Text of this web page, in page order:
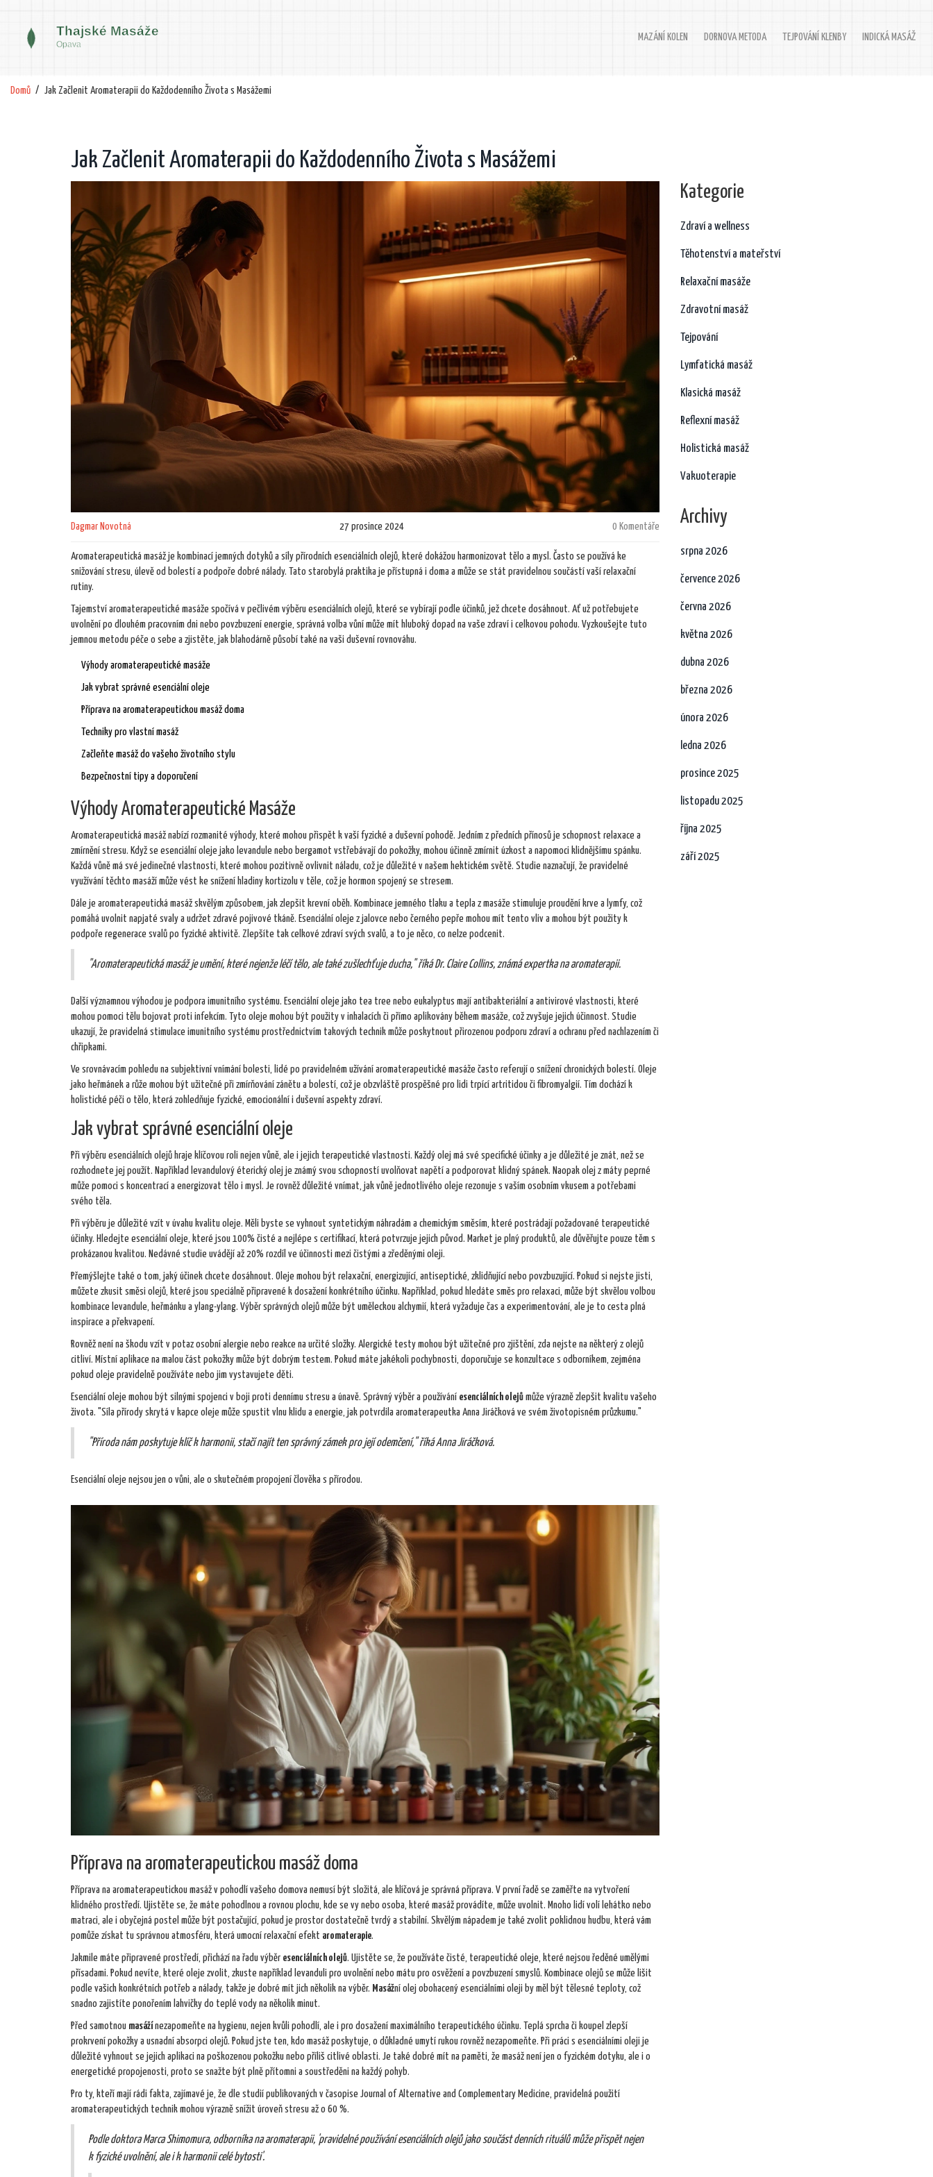
MAZÁNÍ KOLEN DORNOVA METODA TEJPOVÁNÍ KLENBY INDICKÁ MASÁŽ
Domů Jak Začlenit Aromaterapii do Každodenního Života s Masážemi
Jak Začlenit Aromaterapii do Každodenního Života s Masážemi
Dagmar Novotná 27 prosince 2024 0 Komentáře
Aromaterapeutická masáž je kombinací jemných dotyků a síly přírodních esenciálních olejů, které dokážou harmonizovat tělo a mysl. Často se používá ke
snižování stresu, úlevě od bolestí a podpoře dobré nálady. Tato starobylá praktika je přístupná i doma a může se stát pravidelnou součástí vaší relaxační
rutiny.
Tajemství aromaterapeutické masáže spočívá v pečlivém výběru esenciálních olejů, které se vybírají podle účinků, jež chcete dosáhnout. Ať už potřebujete
uvolnění po dlouhém pracovním dni nebo povzbuzení energie, správná volba vůní může mít hluboký dopad na vaše zdraví i celkovou pohodu. Vyzkoušejte tuto
jemnou metodu péče o sebe a zjistěte, jak blahodárně působí také na vaši duševní rovnováhu.
Výhody aromaterapeutické masáže
Jak vybrat správné esenciální oleje
Příprava na aromaterapeutickou masáž doma
Techniky pro vlastní masáž
Začleňte masáž do vašeho životního stylu
Bezpečnostní tipy a doporučení
Výhody Aromaterapeutické Masáže
Aromaterapeutická masáž nabízí rozmanité výhody, které mohou přispět k vaší fyzické a duševní pohodě. Jedním z předních přínosů je schopnost relaxace a
zmírnění stresu. Když se esenciální oleje jako levandule nebo bergamot vstřebávají do pokožky, mohou účinně zmírnit úzkost a napomoci klidnějšímu spánku.
Každá vůně má své jedinečné vlastnosti, které mohou pozitivně ovlivnit náladu, což je důležité v našem hektickém světě. Studie naznačují, že pravidelné
využívání těchto masáží může vést ke snížení hladiny kortizolu v těle, což je hormon spojený se stresem.
Dále je aromaterapeutická masáž skvělým způsobem, jak zlepšit krevní oběh. Kombinace jemného tlaku a tepla z masáže stimuluje proudění krve a lymfy, což
pomáhá uvolnit napjaté svaly a udržet zdravé pojivové tkáně. Esenciální oleje z jalovce nebo černého pepře mohou mít tento vliv a mohou být použity k
podpoře regenerace svalů po fyzické aktivitě. Zlepšíte tak celkové zdraví svých svalů, a to je něco, co nelze podcenit.
"Aromaterapeutická masáž je umění, které nejenže léčí tělo, ale také zušlechťuje ducha," říká Dr. Claire Collins, známá expertka na aromaterapii.
Další významnou výhodou je podpora imunitního systému. Esenciální oleje jako tea tree nebo eukalyptus mají antibakteriální a antivirové vlastnosti, které
mohou pomoci tělu bojovat proti infekcím. Tyto oleje mohou být použity v inhalacích či přímo aplikovány během masáže, což zvyšuje jejich účinnost. Studie
ukazují, že pravidelná stimulace imunitního systému prostřednictvím takových technik může poskytnout přirozenou podporu zdraví a ochranu před nachlazením či
chřipkami.
Ve srovnávacím pohledu na subjektivní vnímání bolesti, lidé po pravidelném užívání aromaterapeutické masáže často referují o snížení chronických bolestí. Oleje
jako heřmánek a růže mohou být užitečné při zmírňování zánětu a bolestí, což je obzvláště prospěšné pro lidi trpící artritidou či fibromyalgií. Tím dochází k
holistické péči o tělo, která zohledňuje fyzické, emocionální i duševní aspekty zdraví.
Jak vybrat správné esenciální oleje
Při výběru esenciálních olejů hraje klíčovou roli nejen vůně, ale i jejich terapeutické vlastnosti. Každý olej má své specifické účinky a je důležité je znát, než se
rozhodnete jej použít. Například levandulový éterický olej je známý svou schopností uvolňovat napětí a podporovat klidný spánek. Naopak olej z máty peprné
může pomoci s koncentrací a energizovat tělo i mysl. Je rovněž důležité vnímat, jak vůně jednotlivého oleje rezonuje s vaším osobním vkusem a potřebami
svého těla.
Při výběru je důležité vzít v úvahu kvalitu oleje. Měli byste se vyhnout syntetickým náhradám a chemickým směsím, které postrádají požadované terapeutické
účinky. Hledejte esenciální oleje, které jsou 100% čisté a nejlépe s certifikací, která potvrzuje jejich původ. Market je plný produktů, ale důvěřujte pouze těm s
prokázanou kvalitou. Nedávné studie uvádějí až 20% rozdíl ve účinnosti mezi čistými a zředěnými oleji.
Přemýšlejte také o tom, jaký účinek chcete dosáhnout. Oleje mohou být relaxační, energizující, antiseptické, zklidňující nebo povzbuzující. Pokud si nejste jisti,
můžete zkusit směsi olejů, které jsou speciálně připravené k dosažení konkrétního účinku. Například, pokud hledáte směs pro relaxaci, může být skvělou volbou
kombinace levandule, heřmánku a ylang-ylang. Výběr správných olejů může být uměleckou alchymií, která vyžaduje čas a experimentování, ale je to cesta plná
inspirace a překvapení.
Rovněž není na škodu vzít v potaz osobní alergie nebo reakce na určité složky. Alergické testy mohou být užitečné pro zjištění, zda nejste na některý z olejů
citliví. Místní aplikace na malou část pokožky může být dobrým testem. Pokud máte jakékoli pochybnosti, doporučuje se konzultace s odborníkem, zejména
pokud oleje pravidelně používáte nebo jim vystavujete děti.
Esenciální oleje mohou být silnými spojenci v boji proti dennímu stresu a únavě. Správný výběr a používání esenciálních olejů může výrazně zlepšit kvalitu vašeho
života. "Síla přírody skrytá v kapce oleje může spustit vlnu klidu a energie, jak potvrdila aromaterapeutka Anna Jiráčková ve svém životopisném průzkumu."
"Příroda nám poskytuje klíč k harmonii, stačí najít ten správný zámek pro její odemčení," říká Anna Jiráčková.
Esenciální oleje nejsou jen o vůni, ale o skutečném propojení člověka s přírodou.
Příprava na aromaterapeutickou masáž doma
Příprava na aromaterapeutickou masáž v pohodlí vašeho domova nemusí být složitá, ale klíčová je správná příprava. V první řadě se zaměřte na vytvoření
klidného prostředí. Ujistěte se, že máte pohodlnou a rovnou plochu, kde se vy nebo osoba, které masáž provádíte, může uvolnit. Mnoho lidí volí lehátko nebo
matraci, ale i obyčejná postel může být postačující, pokud je prostor dostatečně tvrdý a stabilní. Skvělým nápadem je také zvolit poklidnou hudbu, která vám
pomůže získat tu správnou atmosféru, která umocní relaxační efekt aromaterapie.
Jakmile máte připravené prostředí, přichází na řadu výběr esenciálních olejů. Ujistěte se, že používáte čisté, terapeutické oleje, které nejsou ředěné umělými
přísadami. Pokud nevíte, které oleje zvolit, zkuste například levanduli pro uvolnění nebo mátu pro osvěžení a povzbuzení smyslů. Kombinace olejů se může lišit
podle vašich konkrétních potřeb a nálady, takže je dobré mít jich několik na výběr. Masážní olej obohacený esenciálními oleji by měl být tělesné teploty, což
snadno zajistíte ponořením lahvičky do teplé vody na několik minut.
Před samotnou masáží nezapomeňte na hygienu, nejen kvůli pohodlí, ale i pro dosažení maximálního terapeutického účinku. Teplá sprcha či koupel zlepší
prokrvení pokožky a usnadní absorpci olejů. Pokud jste ten, kdo masáž poskytuje, o důkladné umytí rukou rovněž nezapomeňte. Při práci s esenciálními oleji je
důležité vyhnout se jejich aplikaci na poškozenou pokožku nebo příliš citlivé oblasti. Je také dobré mít na paměti, že masáž není jen o fyzickém dotyku, ale i o
energetické propojenosti, proto se snažte být plně přítomni a soustředěni na každý pohyb.
Pro ty, kteří mají rádi fakta, zajímavé je, že dle studií publikovaných v časopise Journal of Alternative and Complementary Medicine, pravidelná použití
aromaterapeutických technik mohou výrazně snížit úroveň stresu až o 60 %.
Podle doktora Marca Shimomura, odborníka na aromaterapii, 'pravidelné používání esenciálních olejů jako součást denních rituálů může přispět nejen
k fyzické uvolnění, ale i k harmonii celé bytosti'.
Kategorie
Zdraví a wellness
Těhotenství a mateřství
Relaxační masáže
Zdravotní masáž
Tejpování
Lymfatická masáž
Klasická masáž
Reflexní masáž
Holistická masáž
Vakuoterapie
Archivy
srpna 2026
července 2026
června 2026
května 2026
dubna 2026
března 2026
února 2026
ledna 2026
prosince 2025
listopadu 2025
října 2025
září 2025